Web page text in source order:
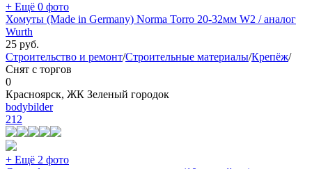
+ Ещё 0 фото
Хомуты (Made in Germany) Norma Torro 20-32мм W2 / аналог
Wurth
25 руб.
Строительство и ремонт/Строительные материалы/Крепёж/
Снят с торгов
0
Красноярск, ЖК Зеленый городок
bodybilder
212
+ Ещё 2 фото